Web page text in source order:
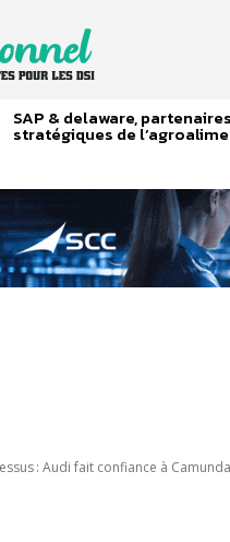
SAP & delaware, partenaires
stratégiques de
: Audi fait confiance à Camunda